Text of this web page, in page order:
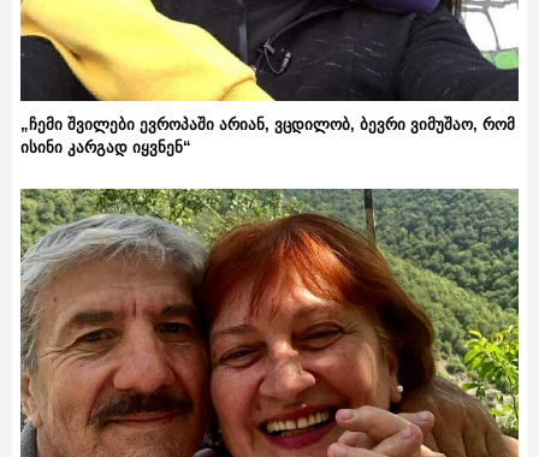
„ჩემი შვილები ევროპაში არიან, ვცდილობ, ბევრი ვიმუშაო, რომ
ისინი კარგად იყვნენ“